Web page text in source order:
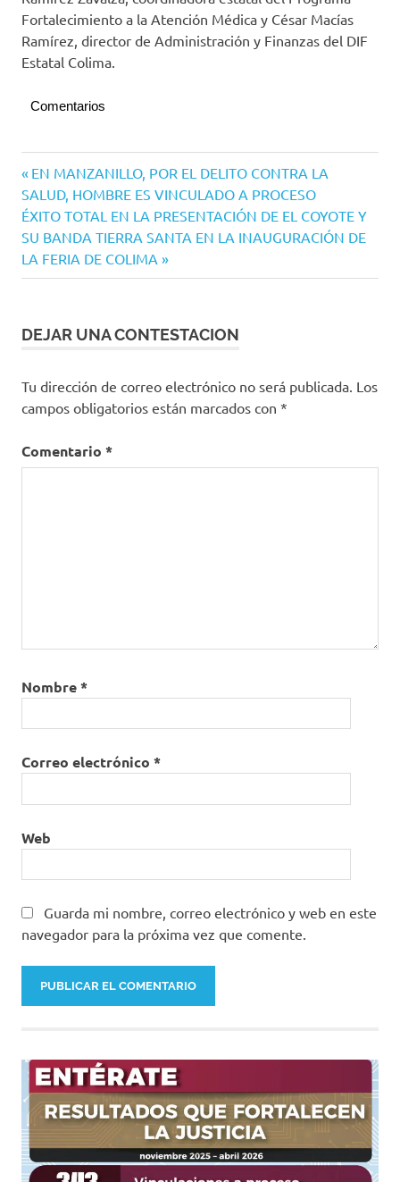
Fortalecimiento a la Atención Médica y César Macías
Ramírez, director de Administración y Finanzas del DIF
Estatal Colima.
Comentarios
Navegación
de
entradas
Entrada
anterior:
EN MANZANILLO, POR EL DELITO CONTRA LA
SALUD, HOMBRE ES VINCULADO A PROCESO
Siguiente
entrada:
ÉXITO TOTAL EN LA PRESENTACIÓN DE EL COYOTE Y
SU BANDA TIERRA SANTA EN LA INAUGURACIÓN DE
LA FERIA DE COLIMA
DEJAR UNA CONTESTACION
Tu dirección de correo electrónico no será publicada. Los
campos obligatorios están marcados con *
Comentario *
Nombre*
Correo electrónico *
Web
Guarda mi nombre, correo electrónico y web en este
navegador para la próxima vez que comente.